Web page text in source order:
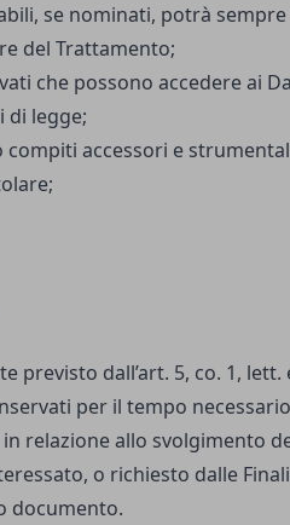
se nominati, potrà sempre
del Trattamento;
che possono accedere ai
di legge;
compiti accessori e
previsto dall’art. 5, co. 1, lett.
per il tempo
relazione allo svolgimento
o richiesto dalle
documento.